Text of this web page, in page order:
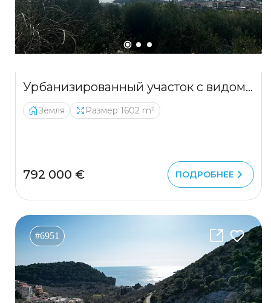
Урбанизированный участок с видом на море в Тивате – Мрчевац, 1602 м²
Земля Размер 1602 m²
792 000 € ПОДРОБНЕЕ
#6951